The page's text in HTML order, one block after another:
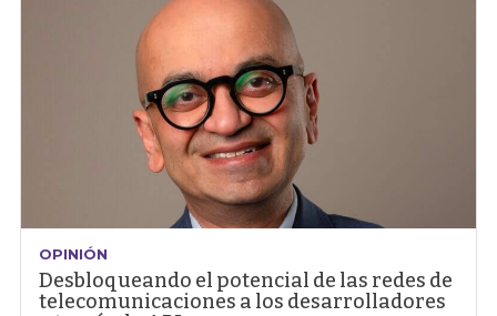
OPINIÓN
Desbloqueando el potencial de las redes de
telecomunicaciones a los desarrolladores